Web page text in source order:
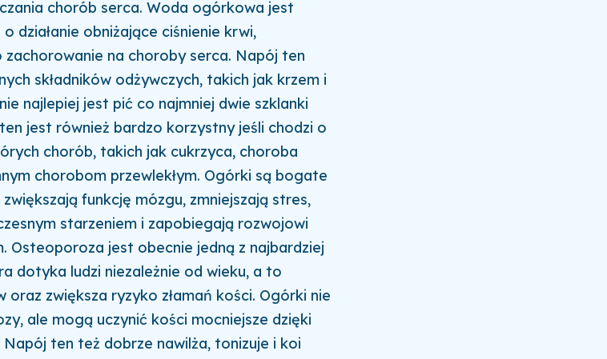
chorób serca. Woda ogórkowa jest
działanie obniżające ciśnienie krwi,
zachorowanie na choroby serca. Napój ten
składników odżywczych, takich jak krzem i
najlepiej jest pić co najmniej dwie szklanki
jest również bardzo korzystny jeśli chodzi o
chorób, takich jak cukrzyca, choroba
chorobom przewlekłym. Ogórki są bogate
funkcję mózgu, zmniejszają stres,
starzeniem i zapobiegają rozwojowi
Osteoporoza jest obecnie jedną z najbardziej
dotyka ludzi niezależnie od wieku, a to
oraz zwiększa ryzyko złamań kości. Ogórki nie
ale mogą uczynić kości mocniejsze dzięki
ten też dobrze nawilża, tonizuje i koi